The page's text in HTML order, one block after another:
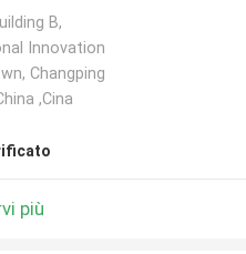
B,
Innovation
Changping
,Cina
più